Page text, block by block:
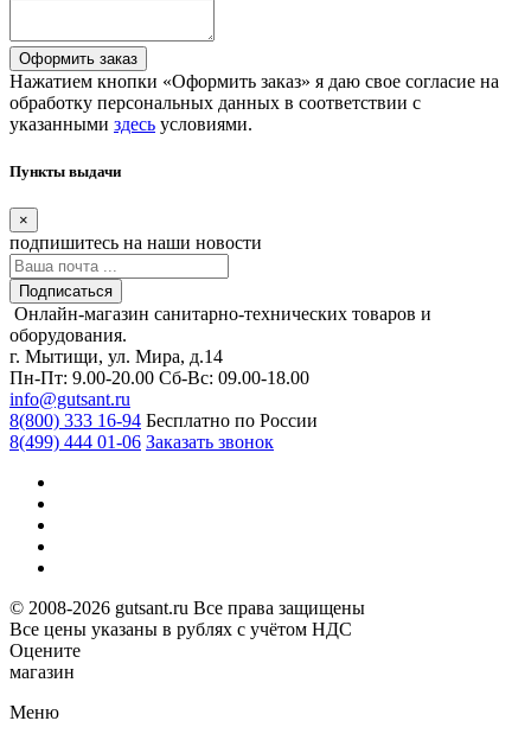
Оформить заказ
Нажатием кнопки «Оформить заказ» я даю свое согласие на
обработку персональных данных в соответствии с
указанными здесь условиями.
Пункты выдачи
×
подпишитесь на наши новости
Подписаться
Онлайн-магазин санитарно-технических товаров и
оборудования.
г. Мытищи, ул. Мира, д.14
Пн-Пт: 9.00-20.00 Сб-Вс: 09.00-18.00
info@gutsant.ru
8(800) 333 16-94 Бесплатно по России
8(499) 444 01-06 Заказать звонок
© 2008-2026 gutsant.ru Все права защищены
Все цены указаны в рублях с учётом НДС
Оцените
магазин
Меню